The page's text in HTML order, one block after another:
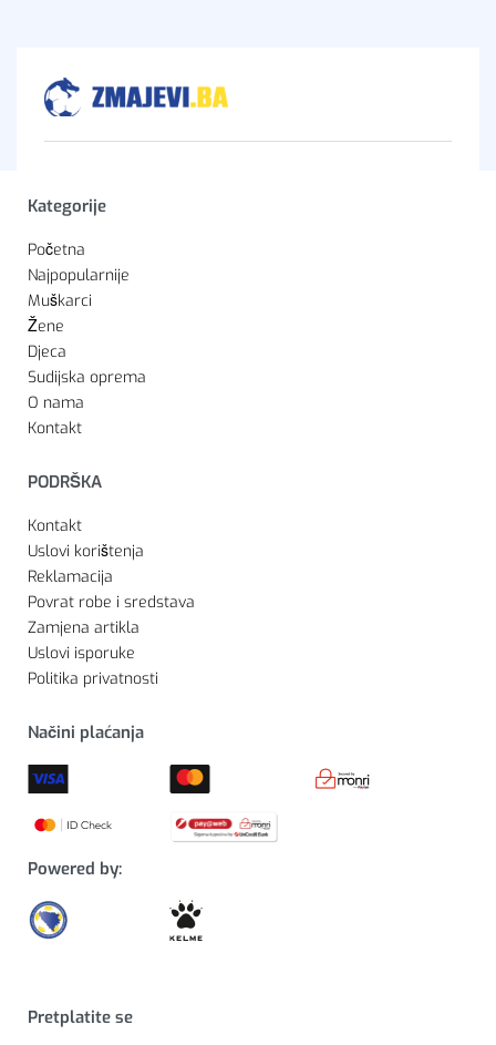
Kategorije
Početna
Najpopularnije
Muškarci
Žene
Djeca
Sudijska oprema
O nama
Kontakt
PODRŠKA
Kontakt
Uslovi korištenja
Reklamacija
Povrat robe i sredstava
Zamjena artikla
Uslovi isporuke
Politika privatnosti
Načini plaćanja
Powered by:
Pretplatite se